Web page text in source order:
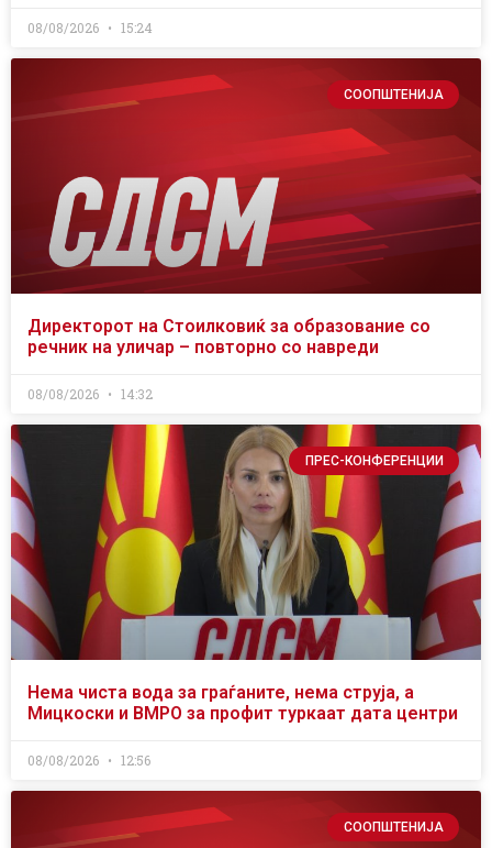
08/08/2026 15:24
СООПШТЕНИЈА
Директорот на Стоилковиќ за образование со
речник на уличар – повторно со навреди
08/08/2026 14:32
ПРЕС-КОНФЕРЕНЦИИ
Нема чиста вода за граѓаните, нема струја, а
Мицкоски и ВМРО за профит туркаат дата центри
08/08/2026 12:56
СООПШТЕНИЈА